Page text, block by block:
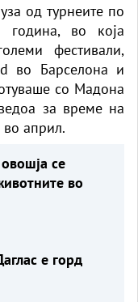
од турнеите по
година, во која
фестивали,
во Барселона и
со Мадона
за време на
во април.
се
во
е горд